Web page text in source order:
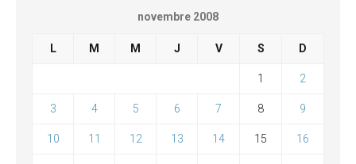
novembre 2008
L M M J V S D
1 2
3 4 5 6 7 8 9
10 11 12 13 14 15 16